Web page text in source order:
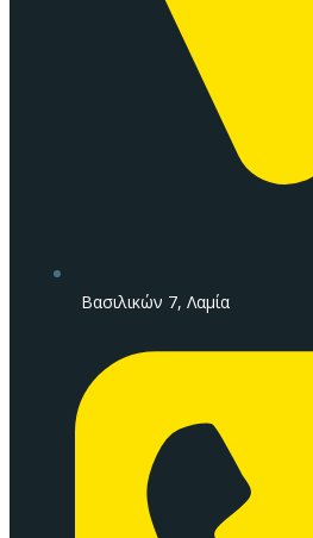
Βασιλικών 7, Λαμία